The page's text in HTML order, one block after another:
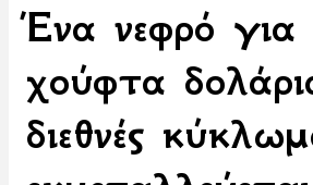
Ένα νεφρό για
χούφτα
διεθνές